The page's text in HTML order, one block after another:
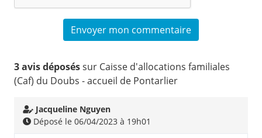
3 avis déposéssur Caisse d'allocations familiales
(Caf) du Doubs - accueil de Pontarlier
Jacqueline Nguyen
Déposé le 06/04/2023 à 19h01